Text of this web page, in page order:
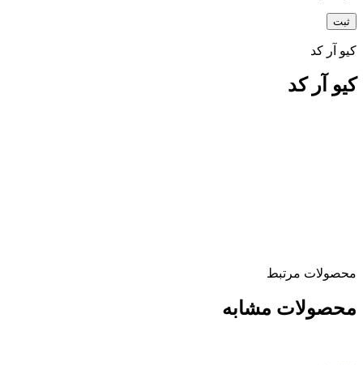
کیو آر کد
کیو آر کد
محصولات مرتبط
محصولات مشابه